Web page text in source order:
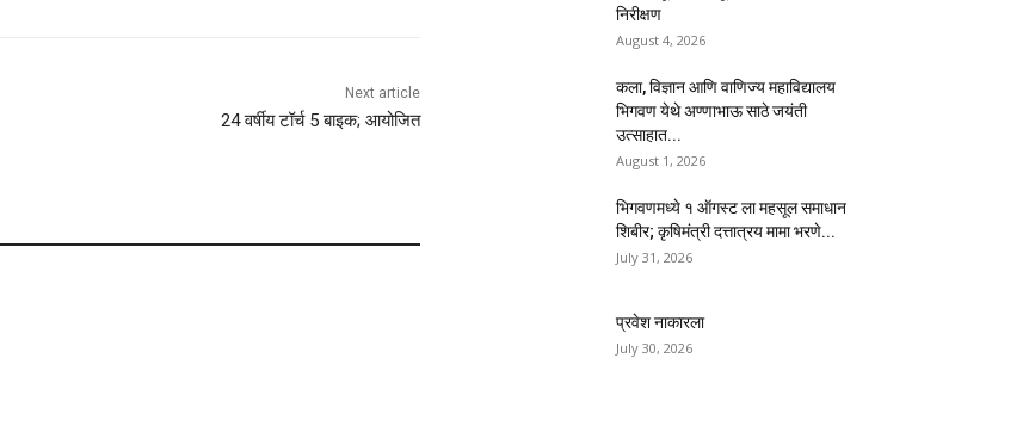
Next article
24 वर्षीय टॉर्च 5 बाइक; आयोजित
निरीक्षण
August 4, 2026
कला, विज्ञान आणि वाणिज्य महाविद्यालय
भिगवण येथे अण्णाभाऊ साठे जयंती
उत्साहात...
August 1, 2026
भिगवणमध्ये १ ऑगस्ट ला महसूल समाधान
शिबीर; कृषिमंत्री दत्तात्रय मामा भरणे...
July 31, 2026
प्रवेश नाकारला
July 30, 2026